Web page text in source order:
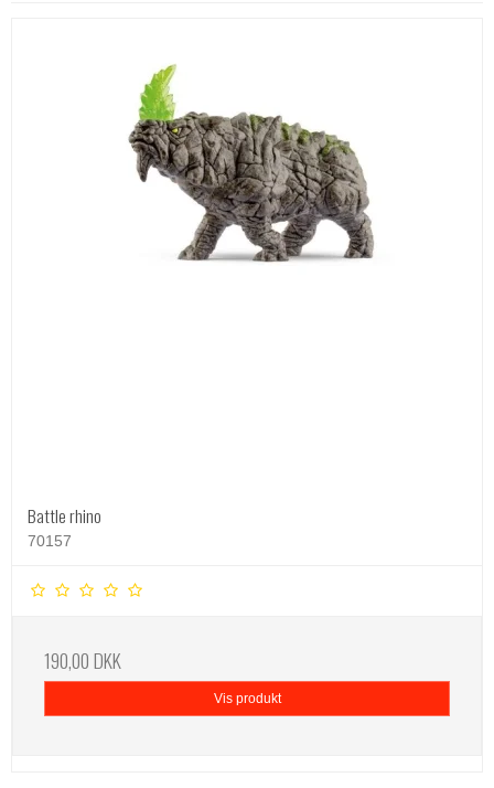
Battle rhino
70157
190,00 DKK
Vis produkt